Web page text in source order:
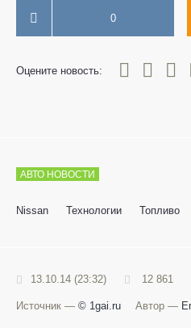
0
Оцените новость:
0
1 3 4 5
АВТО НОВОСТИ
Nissan Технологии Топливо
13.10.14 (23:32) 12 861
Источник — © 1gai.ru Автор —